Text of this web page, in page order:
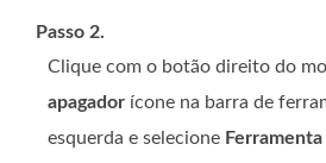
Passo 2.
Clique com o botão direito do
apagador ícone na barra de
esquerda e selecione